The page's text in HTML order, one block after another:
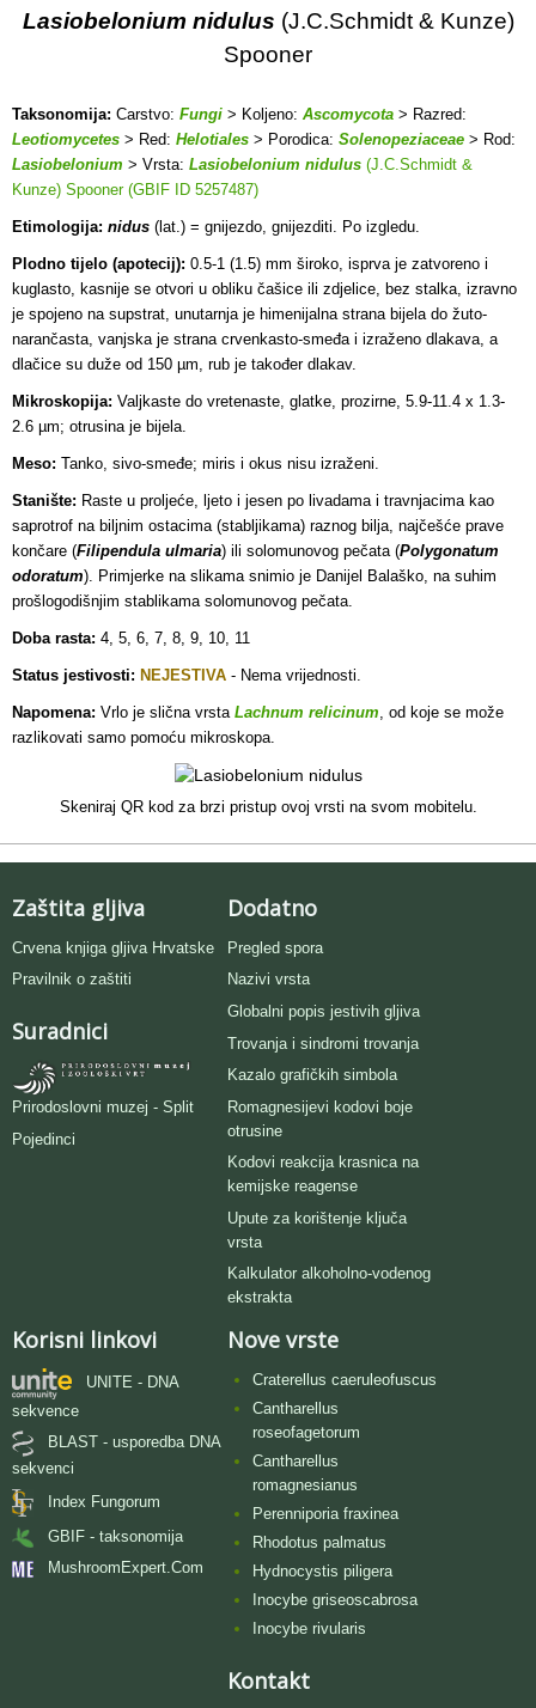
Lasiobelonium nidulus (J.C.Schmidt & Kunze)
Spooner
Taksonomija: Carstvo: Fungi > Koljeno: Ascomycota > Razred:
Leotiomycetes > Red: Helotiales > Porodica: Solenopeziaceae > Rod:
Lasiobelonium > Vrsta: Lasiobelonium nidulus (J.C.Schmidt &
Kunze) Spooner (GBIF ID 5257487)
Etimologija: nidus (lat.) = gnijezdo, gnijezditi. Po izgledu.
Plodno tijelo (apotecij): 0.5-1 (1.5) mm široko, isprva je zatvoreno i
kuglasto, kasnije se otvori u obliku čašice ili zdjelice, bez stalka, izravno
je spojeno na supstrat, unutarnja je himenijalna strana bijela do žuto-
narančasta, vanjska je strana crvenkasto-smeđa i izraženo dlakava, a
dlačice su duže od 150 µm, rub je također dlakav.
Mikroskopija: Valjkaste do vretenaste, glatke, prozirne, 5.9-11.4 x 1.3-
2.6 µm; otrusina je bijela.
Meso: Tanko, sivo-smeđe; miris i okus nisu izraženi.
Stanište: Raste u proljeće, ljeto i jesen po livadama i travnjacima kao
saprotrof na biljnim ostacima (stabljikama) raznog bilja, najčešće prave
končare (Filipendula ulmaria) ili solomunovog pečata (Polygonatum
odoratum). Primjerke na slikama snimio je Danijel Balaško, na suhim
prošlogodišnjim stablikama solomunovog pečata.
Doba rasta: 4, 5, 6, 7, 8, 9, 10, 11
Status jestivosti: NEJESTIVA - Nema vrijednosti.
Napomena: Vrlo je slična vrsta Lachnum relicinum, od koje se može
razlikovati samo pomoću mikroskopa.
Skeniraj QR kod za brzi pristup ovoj vrsti na svom mobitelu.
Zaštita gljiva
Crvena knjiga gljiva Hrvatske
Pravilnik o zaštiti
Suradnici
Prirodoslovni muzej - Split
Pojedinci
Dodatno
Pregled spora
Nazivi vrsta
Globalni popis jestivih gljiva
Trovanja i sindromi trovanja
Kazalo grafičkih simbola
Romagnesijevi kodovi boje
otrusine
Kodovi reakcija krasnica na
kemijske reagense
Upute za korištenje ključa
vrsta
Kalkulator alkoholno-vodenog
ekstrakta
Korisni linkovi
UNITE - DNA
sekvence
BLAST - usporedba DNA
sekvenci
Index Fungorum
GBIF - taksonomija
MushroomExpert.Com
Nove vrste
Craterellus caeruleofuscus
Cantharellus
roseofagetorum
Cantharellus
romagnesianus
Perenniporia fraxinea
Rhodotus palmatus
Hydnocystis piligera
Inocybe griseoscabrosa
Inocybe rivularis
Kontakt